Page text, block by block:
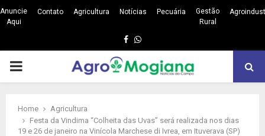
Anuncie
Aqui
Contato Agricultura Notícias Pecuária
Gestão
Rural
Facebook
Whatsapp
PRIMARY
Home
Agricultura
Festa da Vindima “Colheita das Uvas” será realizada nos dias
19 e 26 de janeiro na Vinícola Marchese di Ivrea, em Ituverava (SP)